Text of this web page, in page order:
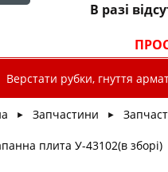
В разі
Верстати рубки, гнуття
► Запчастини ►
плита У-43102(в зборі)